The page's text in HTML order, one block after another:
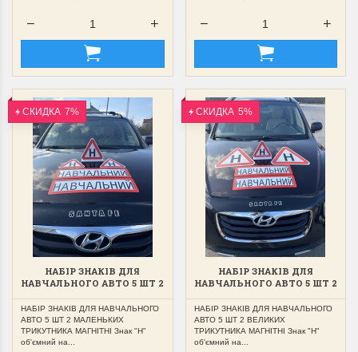
СКИДКА 7%
НАБІР ЗНАКІВ ДЛЯ
НАВЧАЛЬНОГО АВТО 5 ШТ 2
МАГНІТНІ
НАБІР ЗНАКІВ ДЛЯ НАВЧАЛЬНОГО
АВТО 5 ШТ 2 МАЛЕНЬКИХ
ТРИКУТНИКА МАГНІТНІ Знак "Н"
об'ємний на...
СКИДКА 5%
НАБІР ЗНАКІВ ДЛЯ
НАВЧАЛЬНОГО АВТО 5 ШТ 2
МАГНІТНІ
НАБІР ЗНАКІВ ДЛЯ НАВЧАЛЬНОГО
АВТО 5 ШТ 2 ВЕЛИКИХ
ТРИКУТНИКА МАГНІТНІ Знак "Н"
об'ємний на...